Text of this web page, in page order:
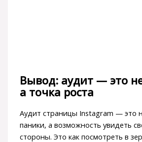
Вывод: аудит — это
а точка роста
Аудит страницы Instagram — это
паники, а возможность увидеть
стороны. Это как посмотреть в